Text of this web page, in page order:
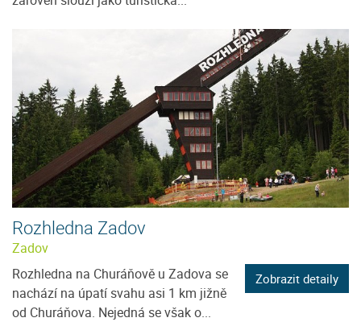
Rozhledna Zadov
Zadov
Rozhledna na Churáňově u Zadova se
nachází na úpatí svahu asi 1 km jižně
od Churáňova. Nejedná se však o...
Zobrazit detaily